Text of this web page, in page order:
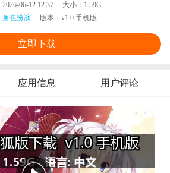
2026-06-12 12:37 大小： 1.59G
角色扮演 版本： v1.0 手机版
立即下载
应用信息 用户评论